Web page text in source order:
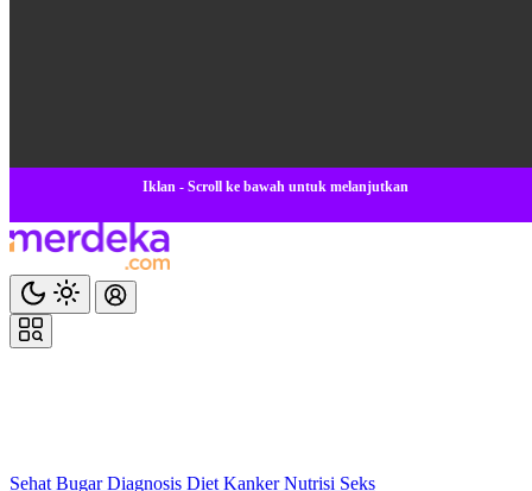
Iklan - Scroll ke bawah untuk melanjutkan
Sehat BugarDiagnosis Diet KankerNutrisi Seks